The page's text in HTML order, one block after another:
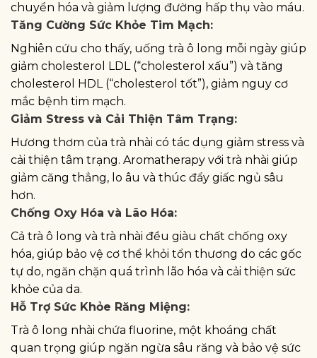
chuyển hóa và giảm lượng đường hấp thụ vào máu.
Tăng Cường Sức Khỏe Tim Mạch:
Nghiên cứu cho thấy, uống trà ô long mỗi ngày giúp
giảm cholesterol LDL (“cholesterol xấu”) và tăng
cholesterol HDL (“cholesterol tốt”), giảm nguy cơ
mắc bệnh tim mạch.
Giảm Stress và Cải Thiện Tâm Trạng:
Hương thơm của trà nhài có tác dụng giảm stress và
cải thiện tâm trạng. Aromatherapy với trà nhài giúp
giảm căng thẳng, lo âu và thúc đẩy giấc ngủ sâu
hơn.
Chống Oxy Hóa và Lão Hóa:
Cả trà ô long và trà nhài đều giàu chất chống oxy
hóa, giúp bảo vệ cơ thể khỏi tổn thương do các gốc
tự do, ngăn chặn quá trình lão hóa và cải thiện sức
khỏe của da.
Hỗ Trợ Sức Khỏe Răng Miệng:
Trà ô long nhài chứa fluorine, một khoáng chất
quan trọng giúp ngăn ngừa sâu răng và bảo vệ sức